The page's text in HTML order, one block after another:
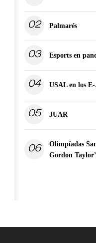
02 Palmarés
03 Esports en
04 USAL en los
05 JUAR
06
Olimpíadas
Gordon